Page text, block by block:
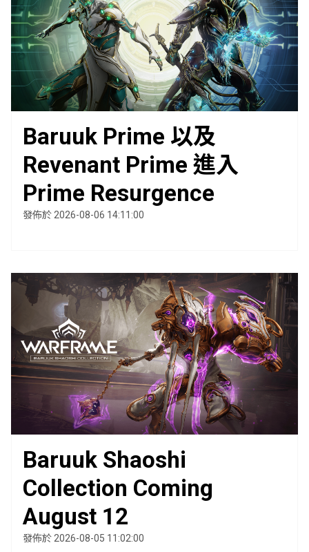
Baruuk Prime 以及
Revenant Prime 進入
Prime Resurgence
發佈於 2026-08-06 14:11:00
Baruuk Shaoshi
Collection Coming
August 12
發佈於 2026-08-05 11:02:00